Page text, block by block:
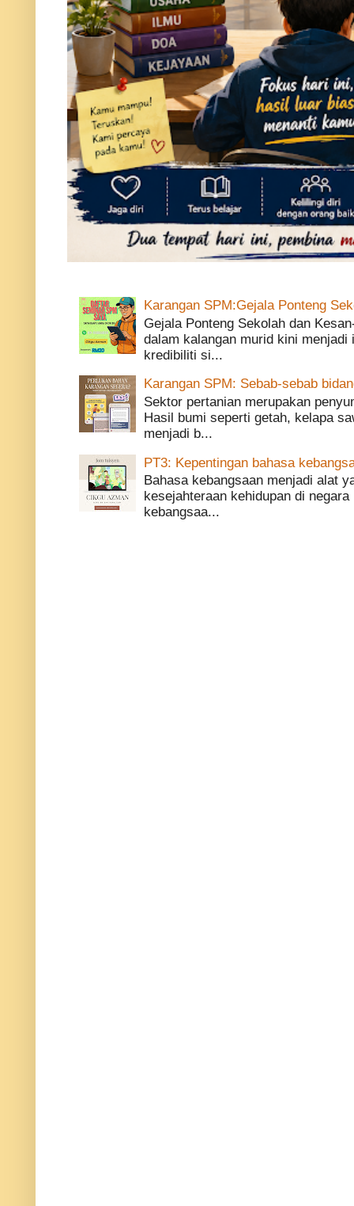
Karangan SPM:Gejala Ponteng
Gejala Ponteng Sekolah dan
dalam kalangan murid kini
kredibiliti si...
Karangan SPM: Sebab-sebab
Sektor pertanian merupakan
Hasil bumi seperti getah, kelapa
menjadi b...
PT3: Kepentingan bahasa
Bahasa kebangsaan menjadi alat
kesejahteraan kehidupan di
kebangsaa...